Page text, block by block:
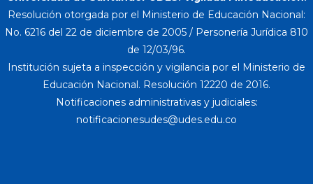
Resolución otorgada por el Ministerio de Educación Nacional:
No. 6216 del 22 de diciembre de 2005 / Personería Jurídica 810
de 12/03/96.
Institución sujeta a inspección y vigilancia por el Ministerio de
Educación Nacional. Resolución 12220 de 2016.
Notificaciones administrativas y judiciales: